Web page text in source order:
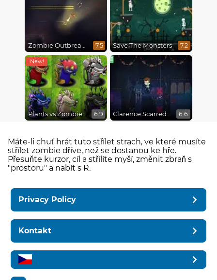
Zombie Outbreak Arena 7.5 Save The Monsters 7.2
Plants vs Zombies Fusion Mode 6.9 Clarence Scarred Silly 6.6
Máte-li chuť hrát tuto střílet strach, ve které musíte
střílet zombie dříve, než se dostanou ke hře.
Přesuňte kurzor, cíl a střílíte myší, změnit zbraň s
"prostoru" a nabít s R.
Privacy Policy
Kontakt